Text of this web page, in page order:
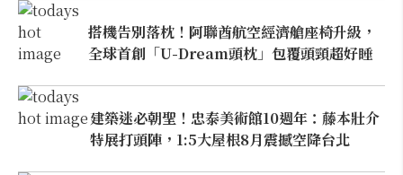
搭機告別落枕！阿聯酋航空經濟艙座椅升級，
全球首創「U-Dream頭枕」包覆頭頸超好睡
建築迷必朝聖！忠泰美術館10週年：藤本壯介
特展打頭陣，1:5大屋根8月震撼空降台北